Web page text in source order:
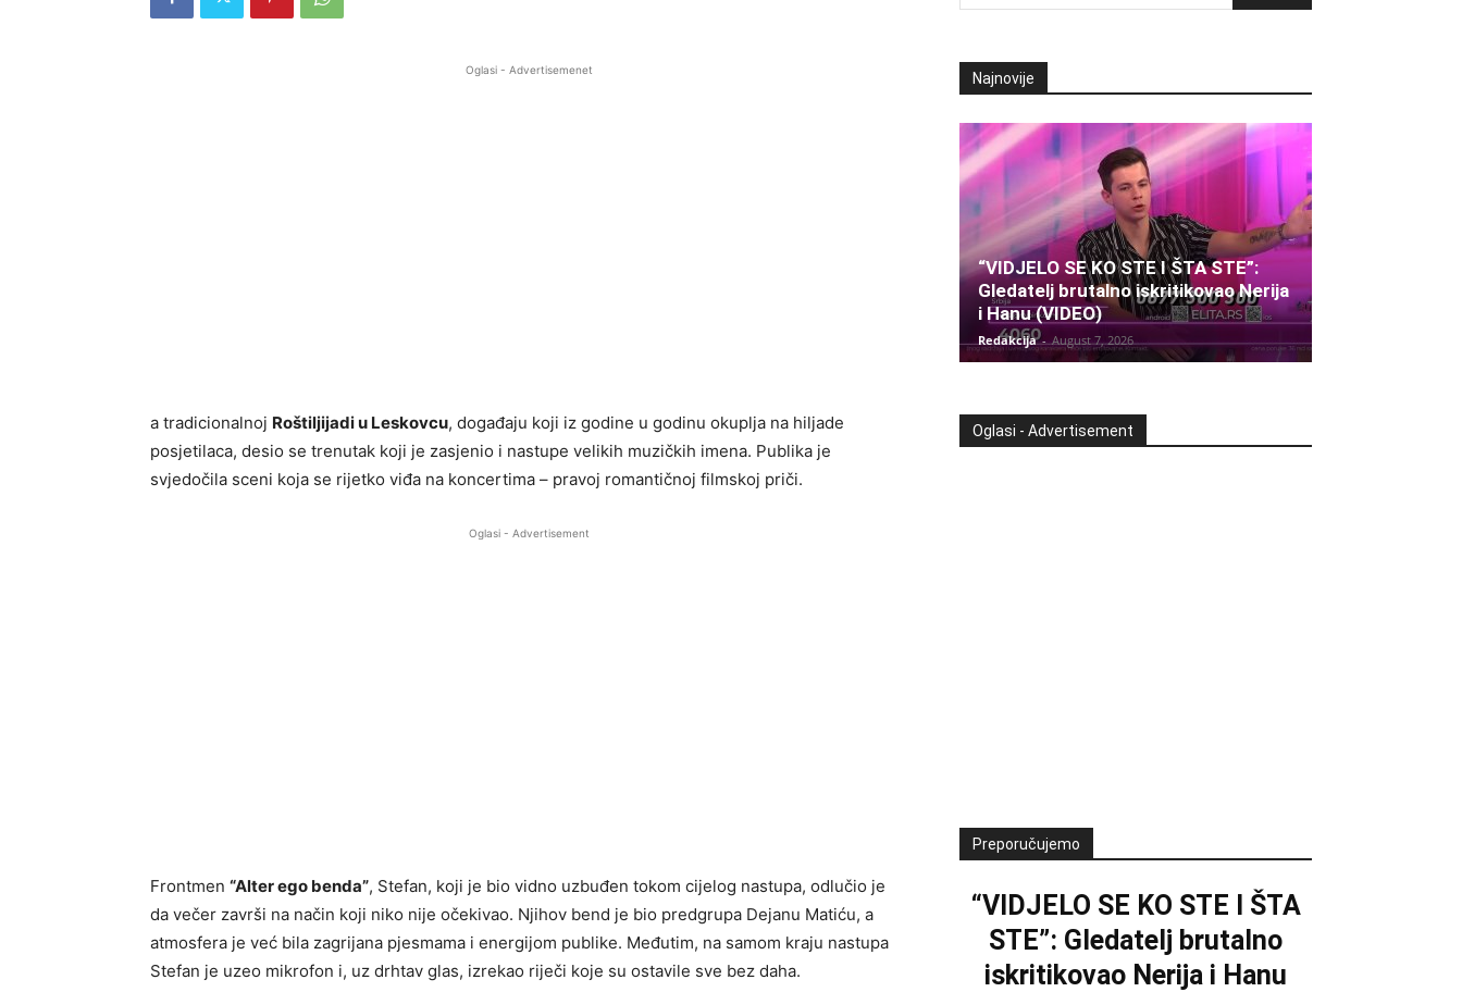
Oglasi - Advertisemenet
a tradicionalnoj Roštiljijadi u Leskovcu, događaju koji iz godine u godinu okuplja na hiljade
posjetilaca, desio se trenutak koji je zasjenio i nastupe velikih muzičkih imena. Publika je
svjedočila sceni koja se rijetko viđa na koncertima – pravoj romantičnoj filmskoj priči.
Oglasi - Advertisement
Frontmen “Alter ego benda”, Stefan, koji je bio vidno uzbuđen tokom cijelog nastupa, odlučio je
da večer završi na način koji niko nije očekivao. Njihov bend je bio predgrupa Dejanu Matiću, a
atmosfera je već bila zagrijana pjesmama i energijom publike. Međutim, na samom kraju nastupa
Stefan je uzeo mikrofon i, uz drhtav glas, izrekao riječi koje su ostavile sve bez daha.
Najnovije
“VIDJELO SE KO STE I ŠTA STE”:
Gledatelj brutalno iskritikovao Nerija
i Hanu (VIDEO)
Redakcija - August 7, 2026
Oglasi - Advertisement
Preporučujemo
“VIDJELO SE KO STE I ŠTA
STE”: Gledatelj brutalno
iskritikovao Nerija i Hanu